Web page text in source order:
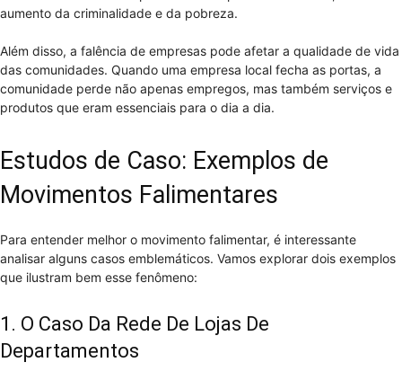
aumento da criminalidade e da pobreza.
Além disso, a falência de empresas pode afetar a qualidade de vida
das comunidades. Quando uma empresa local fecha as portas, a
comunidade perde não apenas empregos, mas também serviços e
produtos que eram essenciais para o dia a dia.
Estudos de Caso: Exemplos de
Movimentos Falimentares
Para entender melhor o movimento falimentar, é interessante
analisar alguns casos emblemáticos. Vamos explorar dois exemplos
que ilustram bem esse fenômeno:
1. O Caso Da Rede De Lojas De
Departamentos